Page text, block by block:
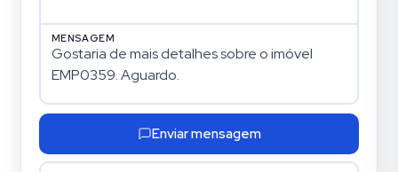
MENSAGEM
Enviar mensagem